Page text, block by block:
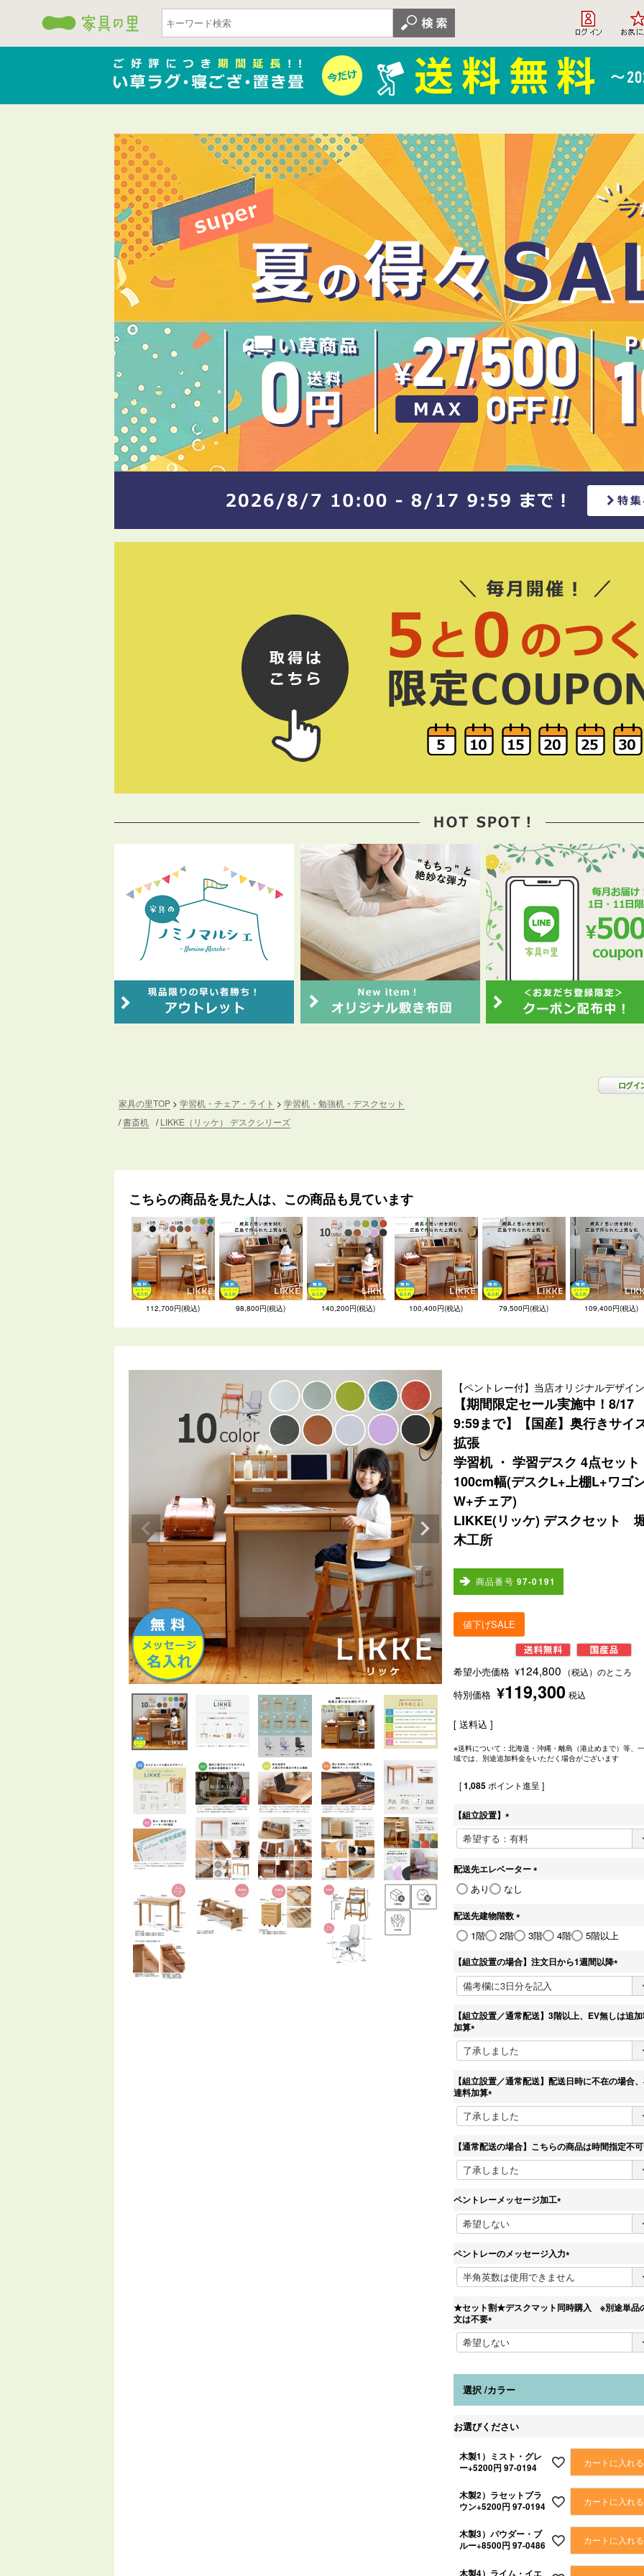
家具の里TOP 学習机・チェア・ライト
学習机・勉強机・デスクセット
書斎机
LIKKE（リッケ） デスクシリーズ
こちらの商品を見た人は、この商品も見ています
112,700円(税込) 98,800円(税込) 140,200円(税込) 100,400円(税込) 79,500円(税込) 109,400円(税込)
【ペントレー付】当店オリジナルデザイ
【期間限定セール実施中！8/17
9:59まで】【国産】奥行きサイ
拡張
学習机 ・ 学習デスク 4点セット
100cm幅(デスクL+上棚L+ワゴ
W+チェア)
LIKKE(リッケ) デスクセット
木工所
商品番号 97-0191
値下げSALE
希望小売価格 ¥124,800 （税込）のところ
特別価格 ¥119,300 税込
送料込
※送料について：北海道・沖縄・離島（港止めまで）等、
域では、別途追加料金をいただく場合がございます
[1,085 ポイント進呈 ]
【組立設置】
(
必
須
配送先エレベーター
あり なし
配送先建物階数
(
必
)
1階 2階 3階 4階 5階以上
【組立設置の場合】注文日から1週間以降
(
須
【組立設置／通常配送】3階以上、EV無しは追
加算
(
必
須
)
【組立設置／通常配送】配送日時に不在の場合
達料加算
(
必
須
)
【通常配送の場合】こちらの商品は時間指定不可
ペントレーメッセージ加工
(
須
)
ペントレーのメッセージ入力
(
必
須
)
★セット割★デスクマット同時購入 ※別途単品
文は不要
(
必
須
選択 カラー
お選びください
木製1）ミスト・グレ
ー+5200円 97-0194
カートに入れる
木製2）ラセットブラ
ウン+5200円 97-0194
カートに入れる
木製3）パウダー・ブ
ルー+8500円 97-0486
カートに入れる
木製4）ライム・イエ